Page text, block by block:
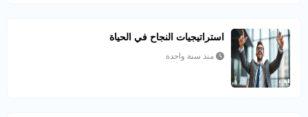
استراتيجيات النجاح في الحياة
منذ سنة واحدة